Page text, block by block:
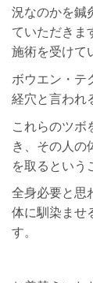
況なのかを鍼
ていただきま
施術を受けて
ボウエン・テ
経穴と言われ
これらのツボ
き、その人の
を取るという
全身必要と思
体に馴染ませ
す。